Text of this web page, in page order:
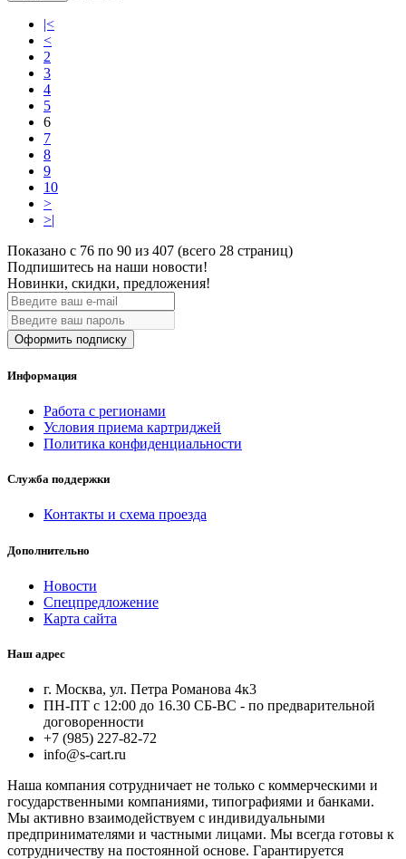
|<
<
2
3
4
5
6
7
8
9
10
>
>|
Показано с 76 по 90 из 407 (всего 28 страниц)
Подпишитесь на наши новости!
Новинки, скидки, предложения!
Оформить подписку
Информация
Работа с регионами
Условия приема картриджей
Политика конфиденциальности
Служба поддержки
Контакты и схема проезда
Дополнительно
Новости
Спецпредложение
Карта сайта
Наш адрес
г. Москва, ул. Петра Романова 4к3
ПН-ПТ с 12:00 до 16.30 СБ-ВС - по предварительной
договоренности
+7 (985) 227-82-72
info@s-cart.ru
Наша компания сотрудничает не только с коммерческими и
государственными компаниями, типографиями и банками.
Мы активно взаимодействуем с индивидуальными
предпринимателями и частными лицами. Мы всегда готовы к
сотрудничеству на постоянной основе. Гарантируется